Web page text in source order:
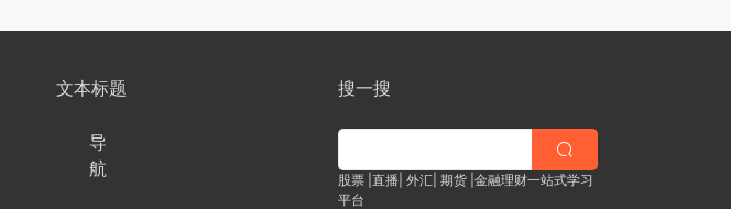
文本标题
导
航
搜一搜
股票 |直播| 外汇| 期货 |金融理财一站式学习
平台